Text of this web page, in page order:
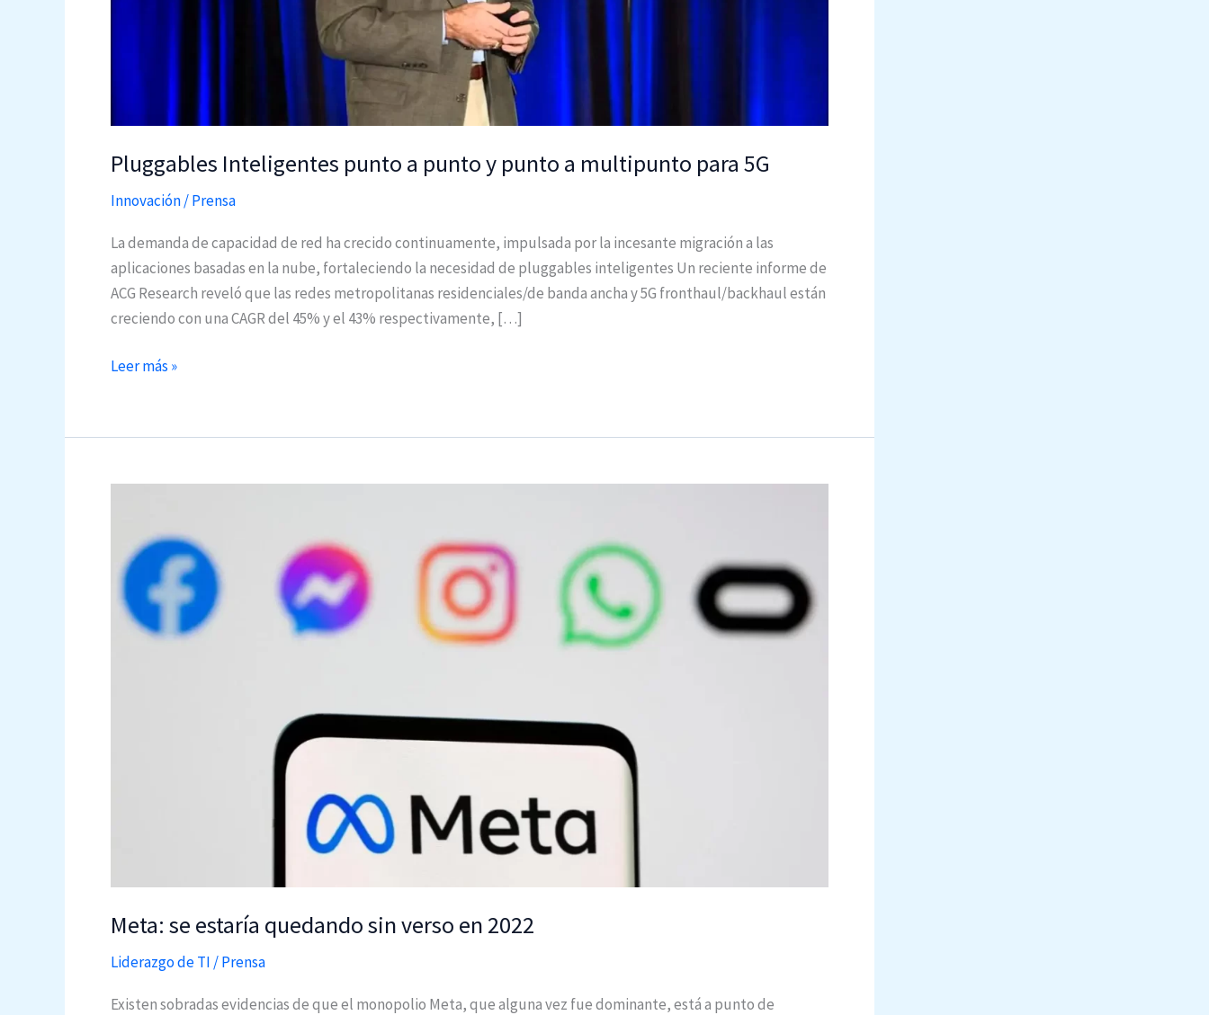
Pluggables Inteligentes punto a punto y punto a multipunto para 5G
Innovación/Prensa
La demanda de capacidad de red ha crecido continuamente, impulsada por la incesante migración a las
aplicaciones basadas en la nube, fortaleciendo la necesidad de pluggables inteligentes Un reciente informe de
ACG Research reveló que las redes metropolitanas residenciales/de banda ancha y 5G fronthaul/backhaul están
creciendo con una CAGR del 45% y el 43% respectivamente, […]
Pluggables
a
multipunto
5G
Leer más »
Meta: se estaría quedando sin verso en 2022
Liderazgo de TI /Prensa
Existen sobradas evidencias de que el monopolio Meta, que alguna vez fue dominante, está a punto de